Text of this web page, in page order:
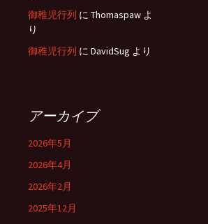
御稚児行列 に Thomaspaw よ
り
御稚児行列 に DavidSug より
アーカイブ
2026年5月
2026年4月
2026年2月
2025年12月